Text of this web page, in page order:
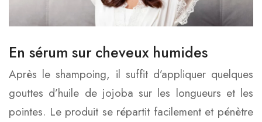
En sérum sur cheveux humides
Après le shampoing, il suffit d’appliquer quelques
gouttes d’huile de jojoba sur les longueurs et les
pointes. Le produit se répartit facilement et pénètre